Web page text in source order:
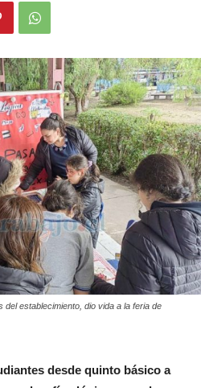
establecimiento, dio vida a la feria de
desde quinto básico a